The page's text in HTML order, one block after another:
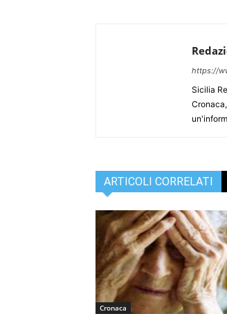
https://
Sicilia
ARTICOLI CORRELATI
Cronaca